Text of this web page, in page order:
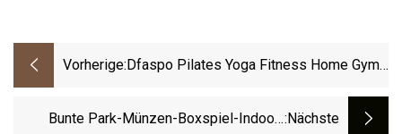
Vorherige: Dfaspo Pilates Yoga Fitness Home Gym
Bunte Park-Münzen-Boxspiel-Indoor-:nächste